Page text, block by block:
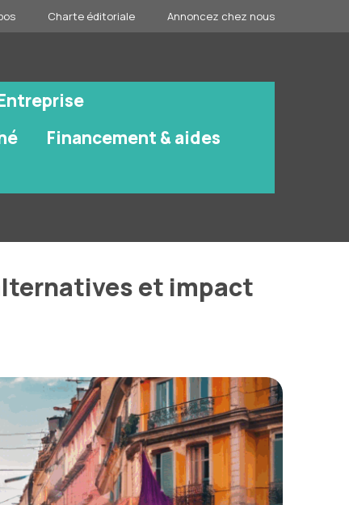
Charte éditoriale Annoncez chez nous
Financement & aides
et impact